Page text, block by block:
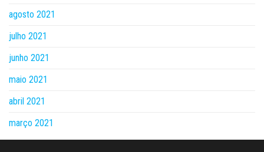
agosto 2021
julho 2021
junho 2021
maio 2021
abril 2021
março 2021